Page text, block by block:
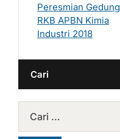
Peresmian Gedung
RKB APBN Kimia
Industri 2018
Cari